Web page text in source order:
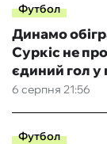
Футбол
6 серпня 21:56
Динамо
Суркіс не
єдиний гол у
Футбол